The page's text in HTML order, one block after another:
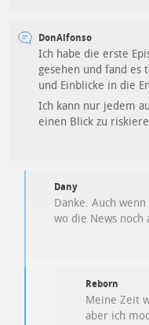
DonAlfonso
Ich habe die erste
gesehen und fand es
und Einblicke in die
Ich kann nur jedem
einen Blick zu
Dany
Danke. Auch
wo die News noch
Reborn
Meine Zeit
aber ich